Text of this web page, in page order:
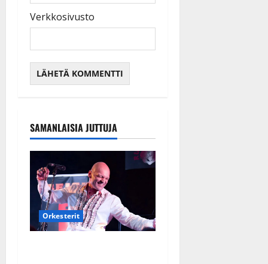
Verkkosivusto
SAMANLAISIA JUTTUJA
Orkesterit